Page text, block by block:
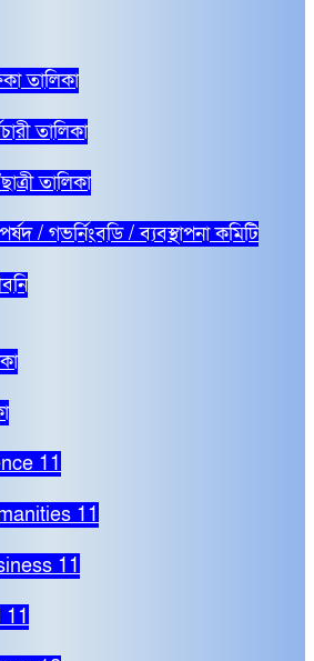
তালিকা
তালিকা
তালিকা
পর্ষদ / গভর্নিংবডি / ব্যবস্থাপনা কমিটি
11
11
11
11